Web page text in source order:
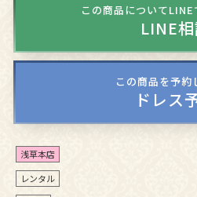
この商品について
LINE
この商品を予約
ドレス
浅草本店
レンタル